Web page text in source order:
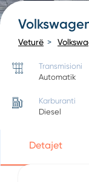
Veturë
Transmisioni
Automatik
Karburanti
Diesel
Detajet